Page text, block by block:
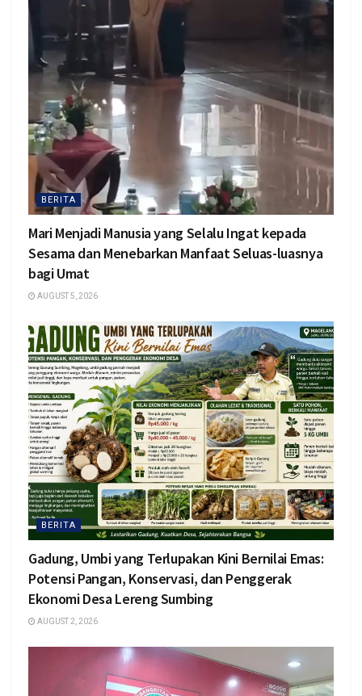
BERITA
Mari Menjadi Manusia yang Selalu Ingat kepada
Sesama dan Menebarkan Manfaat Seluas-luasnya
bagi Umat
AUGUST 5, 2026
BERITA
Gadung, Umbi yang Terlupakan Kini Bernilai Emas:
Potensi Pangan, Konservasi, dan Penggerak
Ekonomi Desa Lereng Sumbing
AUGUST 2, 2026